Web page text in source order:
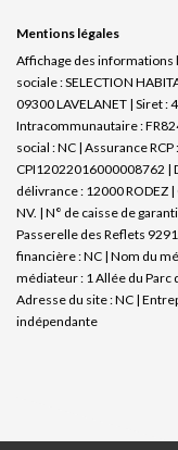
Mentions légales
Affichage des informations
sociale : SELECTION
09300 LAVELANET | Siret :
Intracommunautaire :
social : NC | Assurance
CPI12022016000008762 |
délivrance : 12000 RODEZ
NV. | N° de caisse de
Passerelle des Reflets
financière : NC | Nom du
médiateur : 1 Allée du Parc
Adresse du site : NC |
indépendante